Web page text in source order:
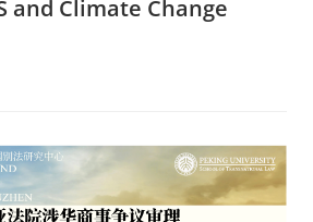
and Climate Change